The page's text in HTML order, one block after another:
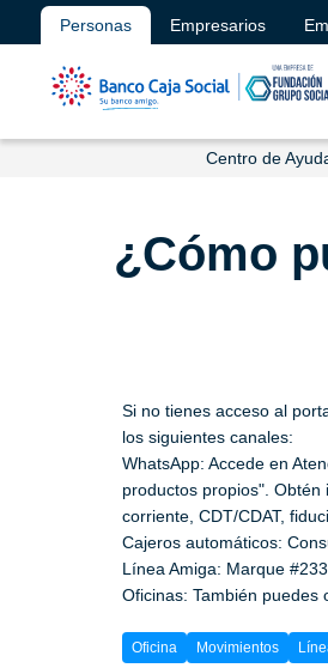
Personas Empresarios
Centro de
¿Cómo
Si no tienes acceso al
los siguientes canales:
WhatsApp: Accede en
productos propios".
corriente, CDT/CDAT,
Cajeros automáticos:
Línea Amiga: Marque
Oficinas: También puedes
Oficina Movimientos